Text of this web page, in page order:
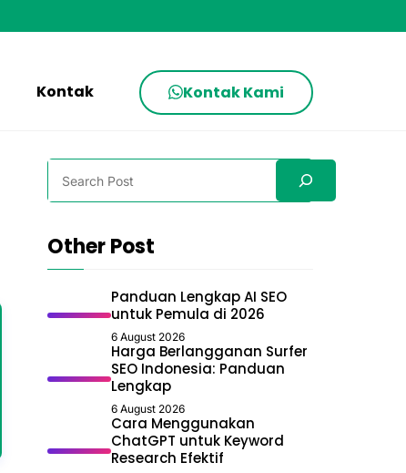
Kontak Kontak Kami
Search
Other Post
Panduan Lengkap AI SEO
untuk Pemula di 2026
6 August 2026
Harga Berlangganan Surfer
SEO Indonesia: Panduan
Lengkap
6 August 2026
Cara Menggunakan
ChatGPT untuk Keyword
Research Efektif